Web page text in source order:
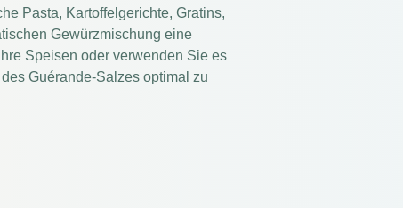
Pasta, Kartoffelgerichte, Gratins,
Gewürzmischung eine
Speisen oder verwenden Sie es
Guérande-Salzes optimal zu